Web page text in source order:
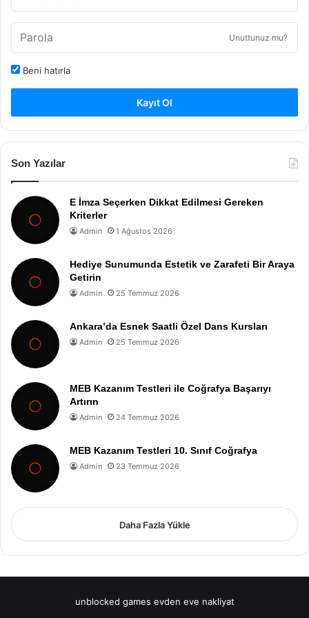
Unuttunuz mu?
Beni hatırla
Kayıt Ol
Son Yazılar
E İmza Seçerken Dikkat Edilmesi Gereken
Kriterler
Admin 1 Ağustos 2026
Hediye Sunumunda Estetik ve Zarafeti Bir Araya
Getirin
Admin 25 Temmuz 2026
Ankara’da Esnek Saatli Özel Dans Kursları
Admin 25 Temmuz 2026
MEB Kazanım Testleri ile Coğrafya Başarıyı
Artırın
Admin 24 Temmuz 2026
MEB Kazanım Testleri 10. Sınıf Coğrafya
Admin 23 Temmuz 2026
Daha Fazla Yükle
unblocked games evden eve nakliyat